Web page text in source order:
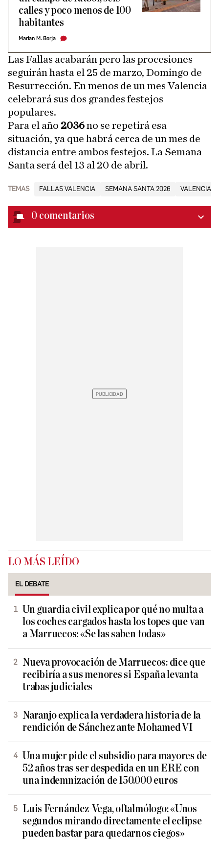
calles y poco menos de 100
habitantes
Marian M. Borja
Las Fallas acabarán pero las procesiones
seguirán hasta el 25 de marzo, Domingo de
Resurrección. En menos de un mes Valencia
celebrará sus dos grandes festejos
populares.
Para el año 2036no se repetirá esa
situación, ya que habrá cerca de un mes de
distancia entre ambos festejos. La Semana
Santa será del 13 al 20 de abril.
TEMAS FALLAS VALENCIA SEMANA SANTA 2026 VALENCIA
0 comentarios
LO MÁS LEÍDO
EL DEBATE
Un guardia civil explica por qué no multa a
los coches cargados hasta los topes que van
a Marruecos: «Se las saben todas»
Nueva provocación de Marruecos: dice que
recibiría a sus menores si España levanta
trabas judiciales
Naranjo explica la verdadera historia de la
rendición de Sánchez ante Mohamed VI
Una mujer pide el subsidio para mayores de
52 años tras ser despedida en un ERE con
una indemnización de 150.000 euros
Luis Fernández-Vega, oftalmólogo: «Unos
segundos mirando directamente el eclipse
pueden bastar para quedarnos ciegos»